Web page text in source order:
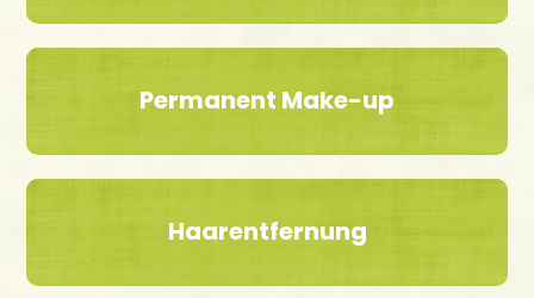
Permanent Make-up
Haarentfernung